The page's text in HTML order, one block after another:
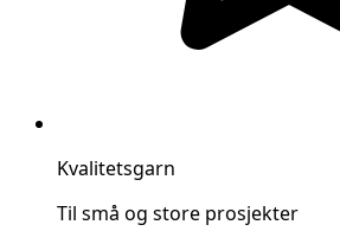
Kvalitetsgarn
Til små og store prosjekter